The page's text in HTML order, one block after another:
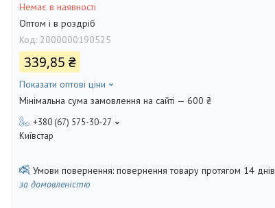
Немає в наявності
Оптом і в роздріб
Код: 2000000190525
339,85 ₴
Показати оптові ціни
Мінімальна сума замовлення на сайті — 600 ₴
+380 (67) 575-30-27
Київстар
повернення товару протягом 14 днів
за домовленістю